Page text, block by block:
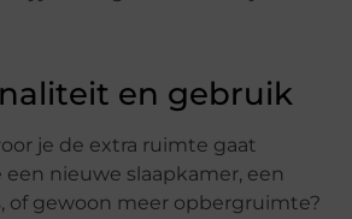
en gebruik
je de extra ruimte gaat
nieuwe slaapkamer, een
of gewoon meer opbergruimte?